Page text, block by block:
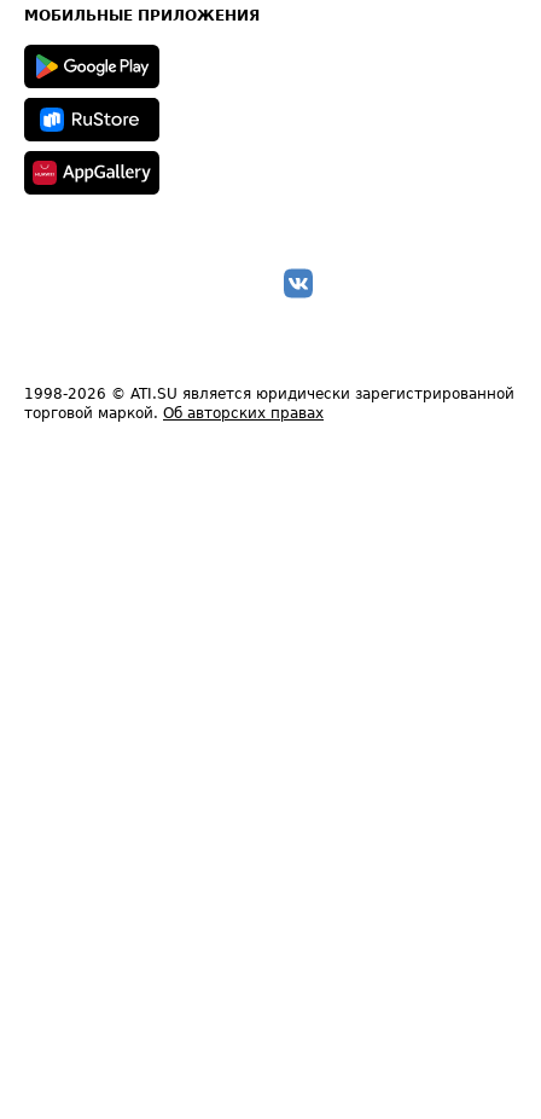
Техническая информация
МОБИЛЬНЫЕ ПРИЛОЖЕНИЯ
1998-2026 © ATI.SU является юридически зарегистрированной
торговой маркой. Об авторских правах